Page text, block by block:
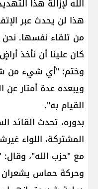
الله لإزالة هذا
هذا لن يحدث عبر
من تلقاء نفسها. نحن
كان علينا أن نأخذ
وختم: "أي شيء من
ويبعده عدة أمتار عن
القيام به".
بدوره، تحدث القائد
المشتركة، اللواء
مع "حزب الله"،
وحركة حماس